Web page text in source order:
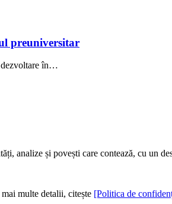
preuniversitar
dezvoltare în…
analize și povești care contează, cu un
multe detalii, citește [Politica de